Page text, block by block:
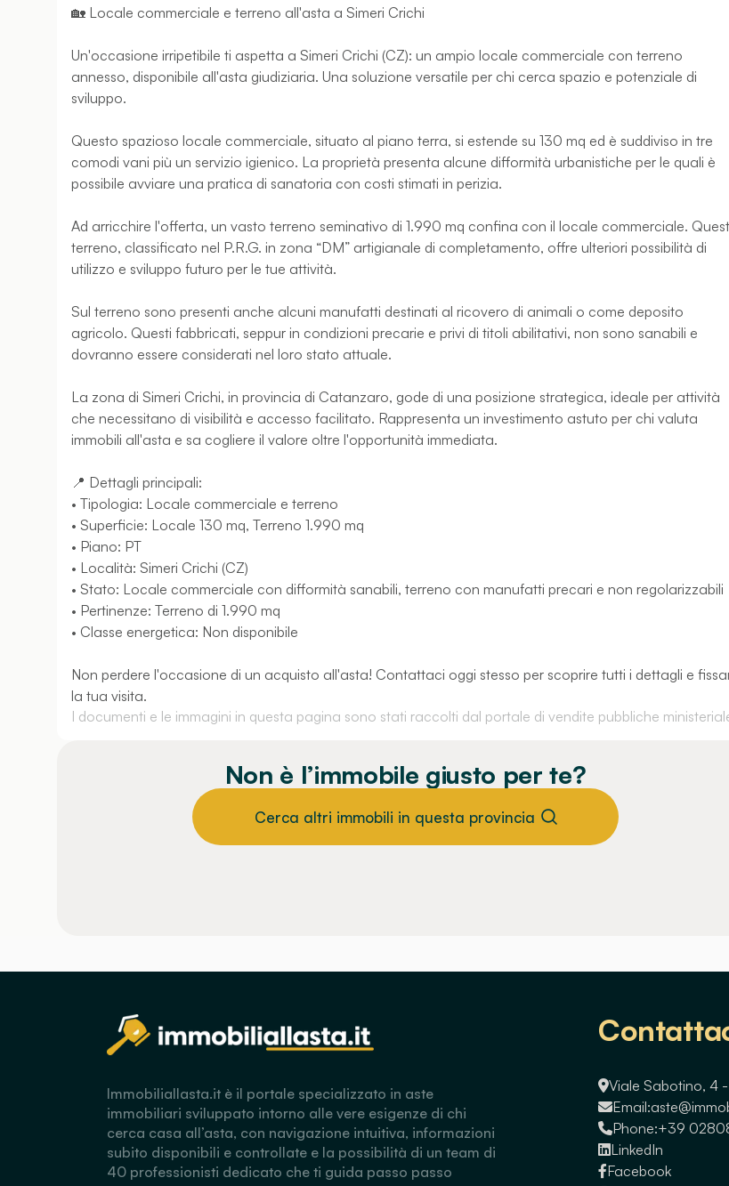
🏡 Locale commerciale e terreno all'asta a Simeri Crichi
Un'occasione irripetibile ti aspetta a Simeri Crichi (CZ): un ampio locale commerciale con terreno
annesso, disponibile all'asta giudiziaria. Una soluzione versatile per chi cerca spazio e potenziale di
sviluppo.
Questo spazioso locale commerciale, situato al piano terra, si estende su 130 mq ed è suddiviso in tre
comodi vani più un servizio igienico. La proprietà presenta alcune difformità urbanistiche per le quali è
possibile avviare una pratica di sanatoria con costi stimati in perizia.
Ad arricchire l'offerta, un vasto terreno seminativo di 1.990 mq confina con il locale commerciale.
terreno, classificato nel P.R.G. in zona “DM” artigianale di completamento, offre ulteriori possibilità di
utilizzo e sviluppo futuro per le tue attività.
Sul terreno sono presenti anche alcuni manufatti destinati al ricovero di animali o come deposito
agricolo. Questi fabbricati, seppur in condizioni precarie e privi di titoli abilitativi, non sono sanabili e
dovranno essere considerati nel loro stato attuale.
La zona di Simeri Crichi, in provincia di Catanzaro, gode di una posizione strategica, ideale per attività
che necessitano di visibilità e accesso facilitato. Rappresenta un investimento astuto per chi valuta
immobili all'asta e sa cogliere il valore oltre l'opportunità immediata.
📍 Dettagli principali:
• Tipologia: Locale commerciale e terreno
• Superficie: Locale 130 mq, Terreno 1.990 mq
• Piano: PT
• Località: Simeri Crichi (CZ)
• Stato: Locale commerciale con difformità sanabili, terreno con manufatti precari e non regolarizzabili
• Pertinenze: Terreno di 1.990 mq
• Classe energetica: Non disponibile
Non perdere l'occasione di un acquisto all'asta! Contattaci oggi stesso per scoprire tutti i dettagli e
la tua visita.
I documenti e le immagini in questa pagina sono stati raccolti dal portale di vendite pubbliche
Non è l’immobile giusto per te?
Cerca altri immobili in questa provincia
Immobiliallasta.it è il portale specializzato in aste
immobiliari sviluppato intorno alle vere esigenze di chi
cerca casa all’asta, con navigazione intuitiva, informazioni
subito disponibili e controllate e la possibilità di un team di
40 professionisti dedicato che ti guida passo passo
Viale Sabotino, 4
Email:
Phone:+39
LinkedIn
Facebook